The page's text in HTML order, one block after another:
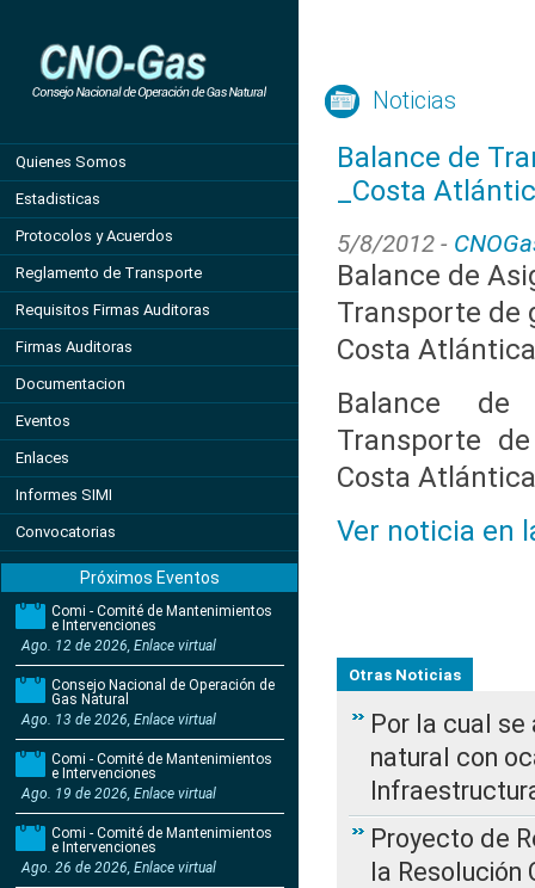
Quienes Somos
Estadisticas
Protocolos y Acuerdos
Reglamento de Transporte
Requisitos Firmas Auditoras
Firmas Auditoras
Documentacion
Eventos
Enlaces
Informes SIMI
Convocatorias
Próximos Eventos
Comi - Comité de Mantenimientos
e Intervenciones
Ago. 12 de 2026, Enlace virtual
Consejo Nacional de Operación de
Gas Natural
Ago. 13 de 2026, Enlace virtual
Comi - Comité de Mantenimientos
e Intervenciones
Ago. 19 de 2026, Enlace virtual
Comi - Comité de Mantenimientos
e Intervenciones
Ago. 26 de 2026, Enlace virtual
Noticias
Balance de
_Costa
5/8/2012 -
Balance de
Transporte de
Costa Atlántica
Balance de
Transporte
Costa Atlántica
Ver noticia en
Otras Noticias
Por la cual
natural con
Proyecto de
la Resolución